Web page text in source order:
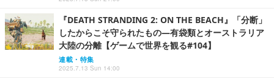
『DEATH STRANDING 2: ON THE BEACH』「分断」
したからこそ守られたもの―有袋類とオーストラリア
大陸の分離【ゲームで世界を観る#104】
連載・特集
2025.7.13 Sun 14:00